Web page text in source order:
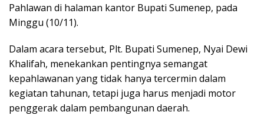
Pahlawan di halaman kantor Bupati Sumenep, pada
Minggu (10/11).
Dalam acara tersebut, Plt. Bupati Sumenep, Nyai Dewi
Khalifah, menekankan pentingnya semangat
kepahlawanan yang tidak hanya tercermin dalam
kegiatan tahunan, tetapi juga harus menjadi motor
penggerak dalam pembangunan daerah.